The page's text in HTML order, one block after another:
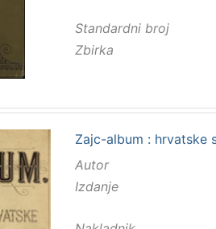
Standardni broj
Zbirka
Zajc-album : hrvatske
Autor
Izdanje